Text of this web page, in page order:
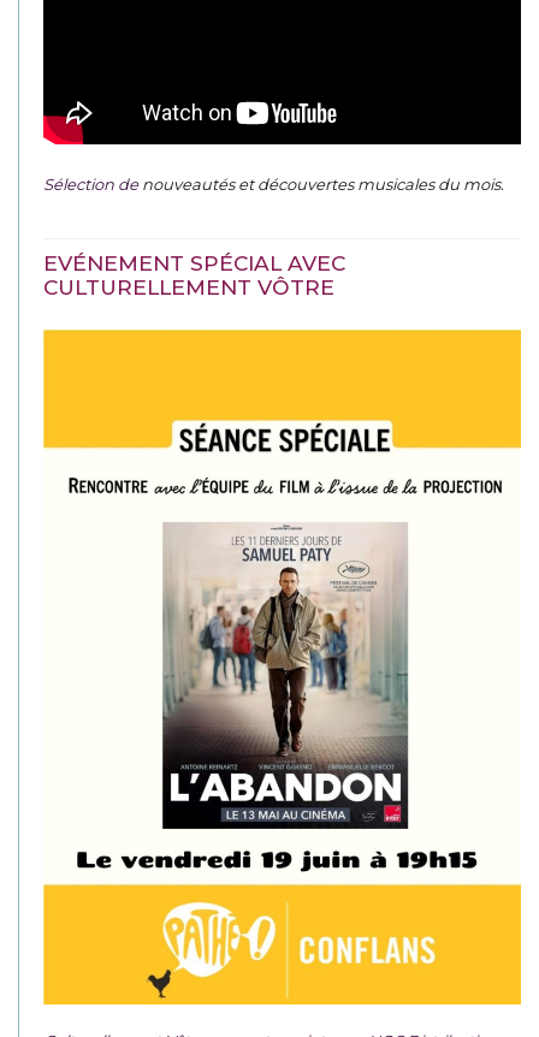
Sélection denouveautés et découvertes musicales du mois.
EVÉNEMENT SPÉCIAL AVEC
CULTURELLEMENT VÔTRE